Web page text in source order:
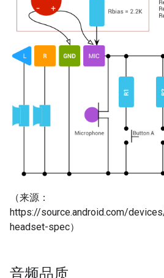
（来源：
https://source.android.com/
headset-spec）
音频品质